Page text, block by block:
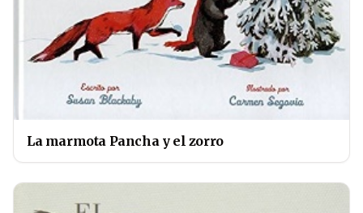
La marmota Pancha y el zorro